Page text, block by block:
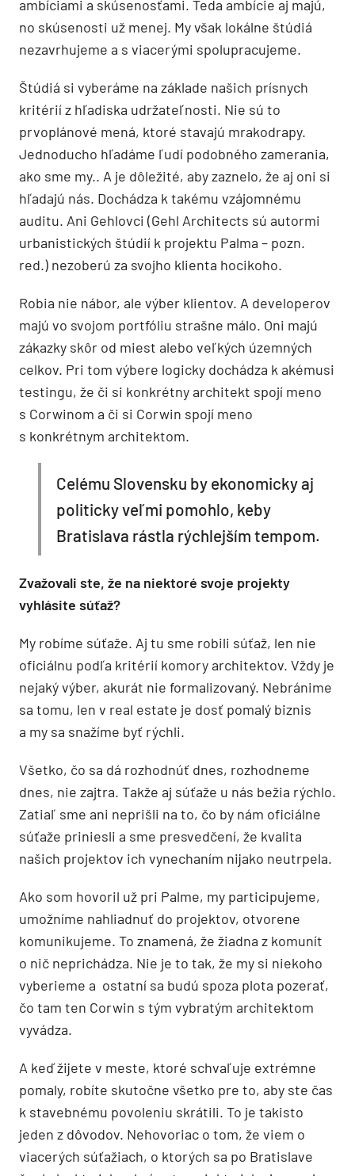
ambíciami a skúsenosťami. Teda ambície aj majú,
no skúsenosti už menej. My však lokálne štúdiá
nezavrhujeme a s viacerými spolupracujeme.
Štúdiá si vyberáme na základe našich prísnych
kritérií z hľadiska udržateľnosti. Nie sú to
prvoplánové mená, ktoré stavajú mrakodrapy.
Jednoducho hľadáme ľudí podobného zamerania,
ako sme my.. A je dôležité, aby zaznelo, že aj oni si
hľadajú nás. Dochádza k takému vzájomnému
auditu. Ani Gehlovci (Gehl Architects sú autormi
urbanistických štúdií k projektu Palma – pozn.
red.) nezoberú za svojho klienta hocikoho.
Robia nie nábor, ale výber klientov. A developerov
majú vo svojom portfóliu strašne málo. Oni majú
zákazky skôr od miest alebo veľkých územných
celkov. Pri tom výbere logicky dochádza k akémusi
testingu, že či si konkrétny architekt spojí meno
s Corwinom a či si Corwin spojí meno
s konkrétnym architektom.
Celému Slovensku by ekonomicky aj
politicky veľmi pomohlo, keby
Bratislava rástla rýchlejším tempom.
Zvažovali ste, že na niektoré svoje projekty
vyhlásite súťaž?
My robíme súťaže. Aj tu sme robili súťaž, len nie
oficiálnu podľa kritérií komory architektov. Vždy je
nejaký výber, akurát nie formalizovaný. Nebránime
sa tomu, len v real estate je dosť pomalý biznis
a my sa snažíme byť rýchli.
Všetko, čo sa dá rozhodnúť dnes, rozhodneme
dnes, nie zajtra. Takže aj súťaže u nás bežia rýchlo.
Zatiaľ sme ani neprišli na to, čo by nám oficiálne
súťaže priniesli a sme presvedčení, že kvalita
našich projektov ich vynechaním nijako neutrpela.
Ako som hovoril už pri Palme, my participujeme,
umožníme nahliadnuť do projektov, otvorene
komunikujeme. To znamená, že žiadna z komunít
o nič neprichádza. Nie je to tak, že my si niekoho
vyberieme a ostatní sa budú spoza plota pozerať,
čo tam ten Corwin s tým vybratým architektom
vyvádza.
A keď žijete v meste, ktoré schvaľuje extrémne
pomaly, robíte skutočne všetko pre to, aby ste čas
k stavebnému povoleniu skrátili. To je takisto
jeden z dôvodov. Nehovoriac o tom, že viem o
viacerých súťažiach, o ktorých sa po Bratislave